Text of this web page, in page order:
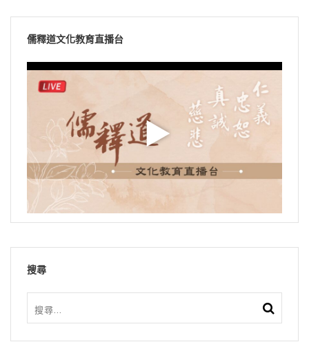
儒釋道文化教育直播台
搜尋